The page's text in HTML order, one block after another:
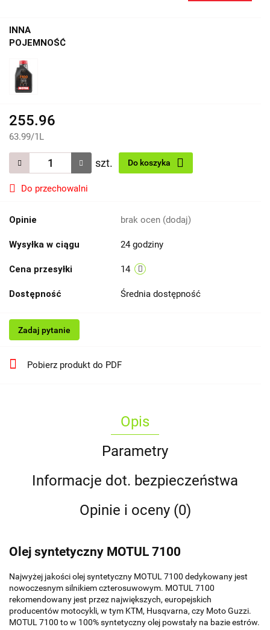
INNA
POJEMNOŚĆ
255.96
63.99/1L
szt. Do koszyka
Do przechowalni
Opinie brak ocen (dodaj)
Wysyłka w ciągu 24 godziny
Cena przesyłki 14
Dostępność Średnia dostępność
Zadaj pytanie
Pobierz produkt do PDF
Opis
Parametry
Informacje dot. bezpieczeństwa
Opinie i oceny (0)
Olej syntetyczny MOTUL 7100
Najwyżej jakości olej syntetyczny MOTUL 7100 dedykowany jest
nowoczesnym silnikiem czterosuwowym. MOTUL 7100
rekomendowany jest przez największych, europejskich
producentów motocykli, w tym KTM, Husqvarna, czy Moto Guzzi.
MOTUL 7100 to w 100% syntetyczny olej powstały na bazie estrów.